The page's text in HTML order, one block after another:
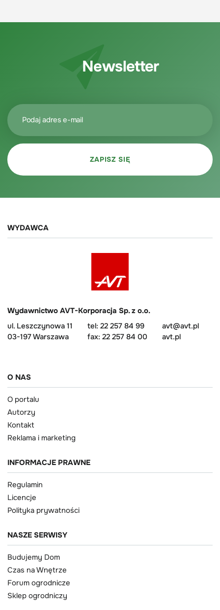
Newsletter
WYDAWCA
Wydawnictwo AVT-Korporacja Sp. z o.o.
ul. Leszczynowa 11
03-197 Warszawa
tel: 22 257 84 99
fax: 22 257 84 00
avt@avt.pl
avt.pl
O NAS
O portalu
Autorzy
Kontakt
Reklama i marketing
INFORMACJE PRAWNE
Regulamin
Licencje
Polityka prywatności
NASZE SERWISY
Budujemy Dom
Czas na Wnętrze
Forum ogrodnicze
Sklep ogrodniczy